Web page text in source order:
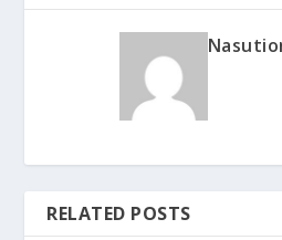
RELATED POSTS